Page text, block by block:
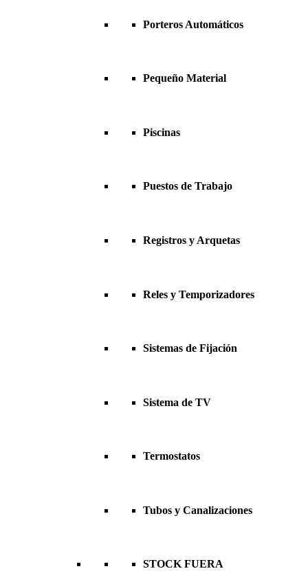
Porteros Automáticos
Pequeño Material
Piscinas
Puestos de Trabajo
Registros y Arquetas
Reles y Temporizadores
Sistemas de Fijación
Sistema de TV
Termostatos
Tubos y Canalizaciones
STOCK FUERA